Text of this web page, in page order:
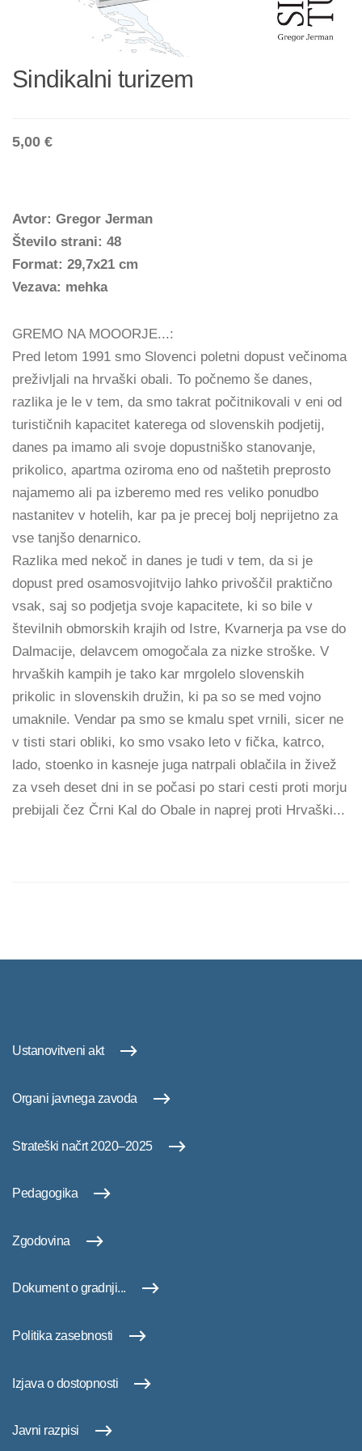
Sindikalni turizem
5,00 €
Avtor: Gregor Jerman
Število strani: 48
Format: 29,7x21 cm
Vezava: mehka
GREMO NA MOOORJE...:
Pred letom 1991 smo Slovenci poletni dopust večinoma
preživljali na hrvaški obali. To počnemo še danes,
razlika je le v tem, da smo takrat počitnikovali v eni od
turističnih kapacitet katerega od slovenskih podjetij,
danes pa imamo ali svoje dopustniško stanovanje,
prikolico, apartma oziroma eno od naštetih preprosto
najamemo ali pa izberemo med res veliko ponudbo
nastanitev v hotelih, kar pa je precej bolj neprijetno za
vse tanjšo denarnico.
Razlika med nekoč in danes je tudi v tem, da si je
dopust pred osamosvojitvijo lahko privoščil praktično
vsak, saj so podjetja svoje kapacitete, ki so bile v
številnih obmorskih krajih od Istre, Kvarnerja pa vse do
Dalmacije, delavcem omogočala za nizke stroške. V
hrvaških kampih je tako kar mrgolelo slovenskih
prikolic in slovenskih družin, ki pa so se med vojno
umaknile. Vendar pa smo se kmalu spet vrnili, sicer ne
v tisti stari obliki, ko smo vsako leto v fička, katrco,
lado, stoenko in kasneje juga natrpali oblačila in živež
za vseh deset dni in se počasi po stari cesti proti morju
prebijali čez Črni Kal do Obale in naprej proti Hrvaški...
Ustanovitveni akt
Organi javnega zavoda
Strateški načrt 2020–2025
Pedagogika
Zgodovina
Dokument o gradnji...
Politika zasebnosti
Izjava o dostopnosti
Javni razpisi